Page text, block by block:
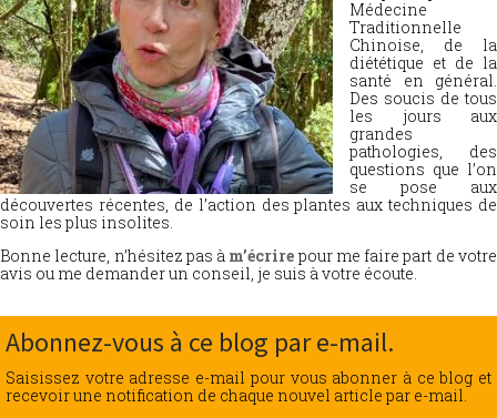
Médecine
Traditionnelle
Chinoise, de la
diététique et de la
santé en général.
Des soucis de tous
les jours aux
grandes
pathologies, des
questions que l’on
se pose aux
découvertes récentes, de l’action des plantes aux techniques de
soin les plus insolites.
Bonne lecture, n’hésitez pas à m’écrire pour me faire part de votre
avis ou me demander un conseil, je suis à votre écoute.
Abonnez-vous à ce blog par e-mail.
Saisissez votre adresse e-mail pour vous abonner à ce blog et
recevoir une notification de chaque nouvel article par e-mail.